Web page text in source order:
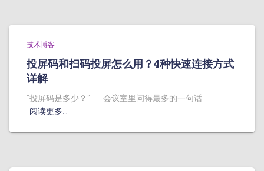
技术博客
投屏码和扫码投屏怎么用？4种快速连接方式
详解
“投屏码是多少？”——会议室里问得最多的一句话
阅读更多…